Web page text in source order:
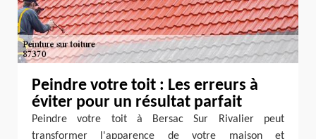
Peindre votre toit : Les erreurs à
éviter pour un résultat parfait
Peindre votre toit à Bersac Sur Rivalier peut
transformer l'apparence de votre maison et